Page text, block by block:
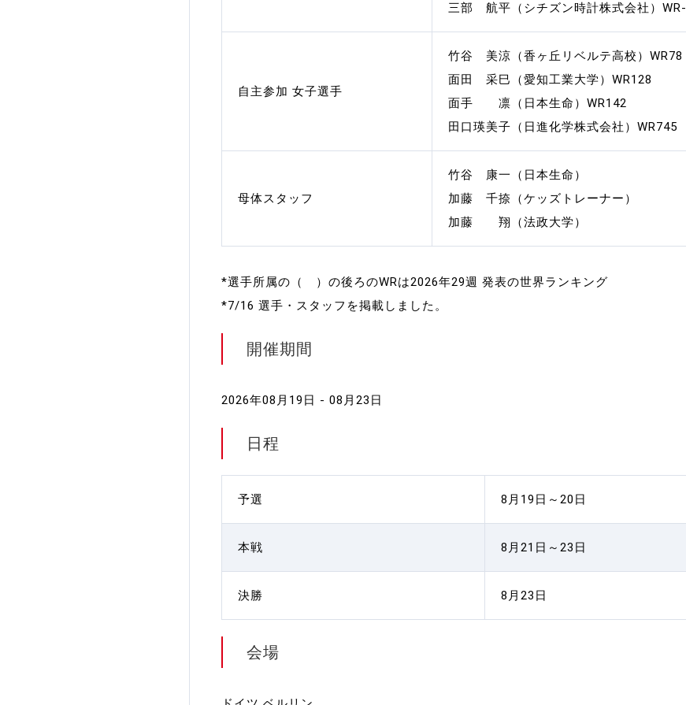
三部 航平（シチズン時計株式会社）WR-
自主参加 女子選手
竹谷 美涼（香ヶ丘リベルテ高校）WR78
面田 采巳（愛知工業大学）WR128
面手 凛（日本生命）WR142
田口瑛美子（日進化学株式会社）WR745
母体スタッフ
竹谷 康一（日本生命）
加藤 千捺（ケッズトレーナー）
加藤 翔（法政⼤学）
*選手所属の（ ）の後ろのWRは2026年29週 発表の世界ランキング
*7/16 選手・スタッフを掲載しました。
開催期間
2026年08月19日 - 08月23日
日程
予選 8月19日～20日
本戦 8月21日～23日
決勝 8月23日
会場